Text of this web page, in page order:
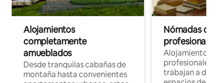
Alojamientos
completamente
amueblados
Desde tranquilas cabañas de
montaña hasta convenientes
Nómadas
Alojamientos
profesionales
trabajan a